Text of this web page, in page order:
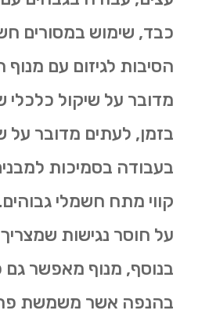
כבד, שימוש במסורים
הסיבות לגיזום עם מנוף
מדובר על שיקול כלכלי
בזמן, לעתים מדובר על
בעבודה בסמיכות
קווי מתח חשמלי
על חוסר נגישות
בנוסף, מנוף מאפשר גם
בהנפה אשר משמשת